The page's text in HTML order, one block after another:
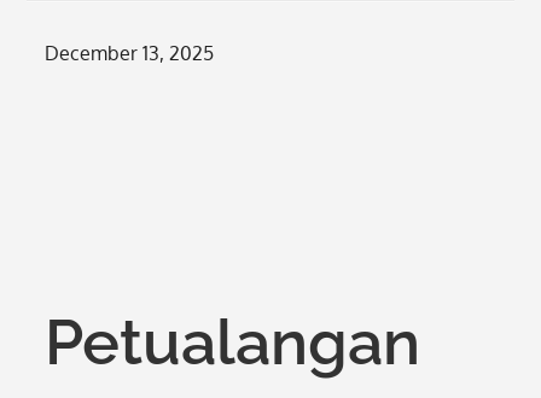
Posted
December 13, 2025
Petualangan